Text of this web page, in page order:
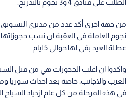
الطلب على فنادق 4 و3 نجوم بالتدريج.
عطلة العيد بقي لها حوالي 5 ايام
واكدوا ان اغلب الحجوزات هي من قبل
العرب والاجانب، خاصة بعد احداث سوريا
في هذه المرحلة من كل عام ازدياد